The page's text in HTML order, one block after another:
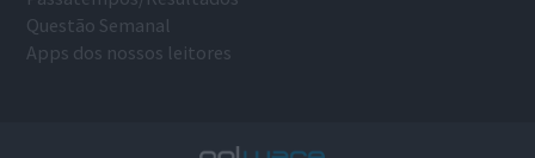
Questão Semanal
Apps dos nossos leitores